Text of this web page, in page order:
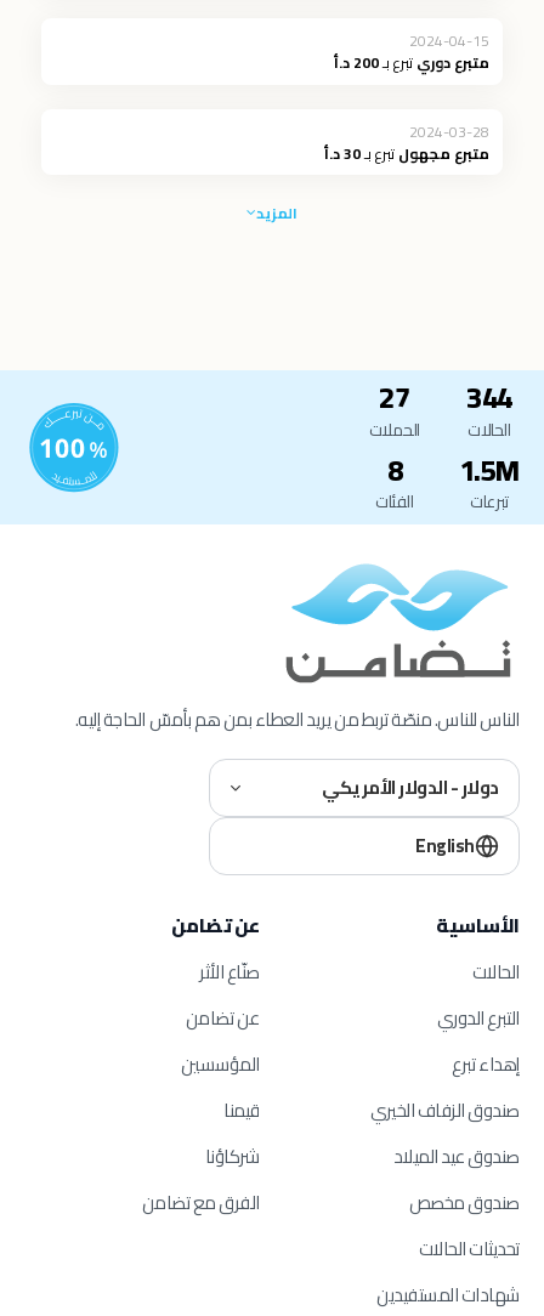
2024-04-15
متبرع دوريتبرع بـ200 د.أ
2024-03-28
متبرع مجهولتبرع بـ30 د.أ
المزيد
344
الحالات
27
الحملات
1.5M
تبرعات
8
الفئات
الناس للناس. منصّة تربط من يريد العطاء بمن هم بأمسّ الحاجة إليه.
دولار - الدولار الأمريكي
English
الأساسية
الحالات
التبرع الدوري
إهداء تبرع
صندوق الزفاف الخيري
صندوق عيد الميلاد
صندوق مخصص
تحديثات الحالات
شهادات المستفيدين
عن تضامن
صنّاع الأثر
عن تضامن
المؤسسين
قيمنا
شركاؤنا
الفرق مع تضامن